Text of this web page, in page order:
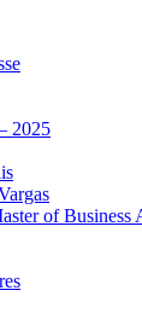
2025
of Business